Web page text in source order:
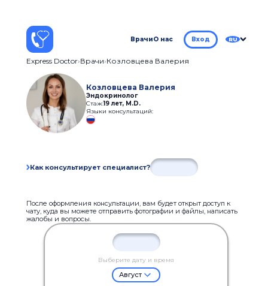
ВрачиО нас Вход RU
Express Doctor Врачи Козловцева Валерия
Козловцева Валерия
Эндокринолог
Стаж:19 лет, M.D.
Языки консультаций:
Как консультирует специалист?
После оформления консультации, вам будет открыт доступ к
чату, куда вы можете отправить фотографии и файлы, написать
жалобы и вопросы.
Выберите дату и время
Август